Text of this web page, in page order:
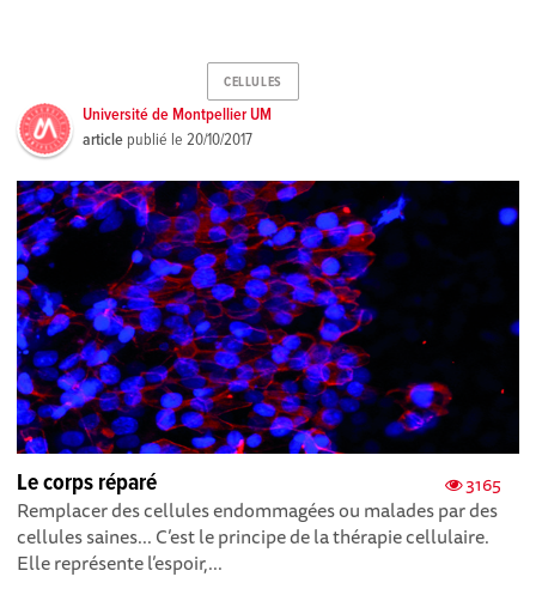
CELLULES
Université de Montpellier UM
article publié le20/10/2017
3165
Le corps réparé
Remplacer des cellules endommagées ou malades par des
cellules saines... C’est le principe de la thérapie cellulaire.
Elle représente l’espoir,...